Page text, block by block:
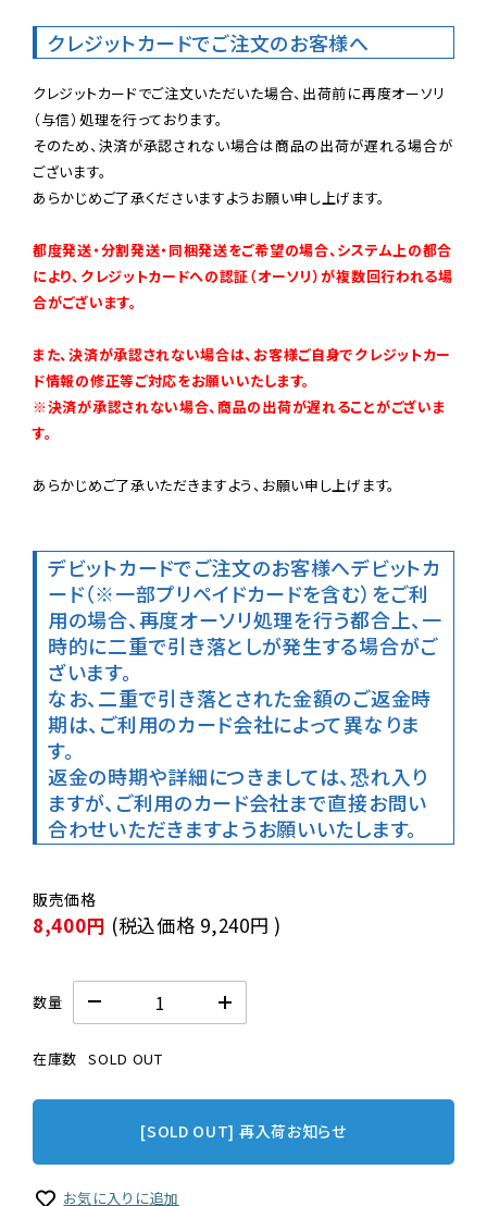
クレジットカードでご注文のお客様へ
クレジットカードでご注文いただいた場合、出荷前に再度オーソリ
（与信）処理を行っております。
そのため、決済が承認されない場合は商品の出荷が遅れる場合が
ございます。
あらかじめご了承くださいますようお願い申し上げます。
都度発送・分割発送・同梱発送をご希望の場合、システム上の都合
により、クレジットカードへの認証（オーソリ）が複数回行われる場
合がございます。
また、決済が承認されない場合は、お客様ご自身でクレジットカー
ド情報の修正等ご対応をお願いいたします。
※決済が承認されない場合、商品の出荷が遅れることがございま
す。
あらかじめご了承いただきますよう、お願い申し上げます。
デビットカードでご注文のお客様へデビットカ
ード（※一部プリペイドカードを含む）をご利
用の場合、再度オーソリ処理を行う都合上、一
時的に二重で引き落としが発生する場合がご
ざいます。
なお、二重で引き落とされた金額のご返金時
期は、ご利用のカード会社によって異なりま
す。
返金の時期や詳細につきましては、恐れ入り
ますが、ご利用のカード会社まで直接お問い
合わせいただきますようお願いいたします。
8,400円 (税込価格 9,240円 )
数量
在庫数 SOLD OUT
[SOLD OUT] 再入荷お知らせ
お気に入りに追加